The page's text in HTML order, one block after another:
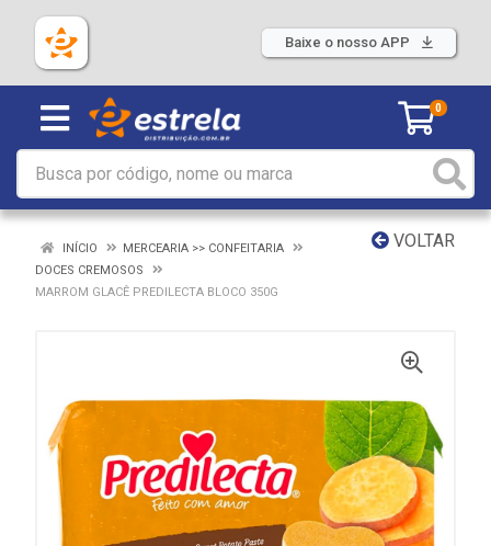
Baixe o nosso APP
0
VOLTAR
INÍCIO
MERCEARIA >> CONFEITARIA
DOCES CREMOSOS
MARROM GLACÊ PREDILECTA BLOCO 350G